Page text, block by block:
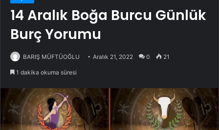
14 Aralık Boğa Burcu Günlük
Burç Yorumu
BARIŞ MÜFTÜOĞLU Aralık 21, 2022 0 21
1 dakika okuma süresi